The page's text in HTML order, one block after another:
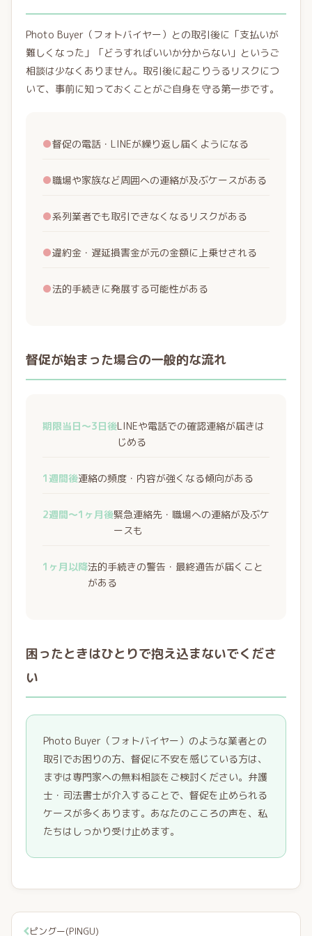
Photo Buyer（フォトバイヤー）との取引後に「支払いが
難しくなった」「どうすればいいか分からない」というご
相談は少なくありません。取引後に起こりうるリスクにつ
いて、事前に知っておくことがご自身を守る第一歩です。
●督促の電話・LINEが繰り返し届くようになる
●職場や家族など周囲への連絡が及ぶケースがある
●系列業者でも取引できなくなるリスクがある
●違約金・遅延損害金が元の金額に上乗せされる
●法的手続きに発展する可能性がある
督促が始まった場合の一般的な流れ
期限当日〜3日後LINEや電話での確認連絡が届きは
じめる
1週間後連絡の頻度・内容が強くなる傾向がある
2週間〜1ヶ月後緊急連絡先・職場への連絡が及ぶケ
ースも
1ヶ月以降法的手続きの警告・最終通告が届くこと
がある
困ったときはひとりで抱え込まないでくださ
い
Photo Buyer（フォトバイヤー）のような業者との
取引でお困りの方、督促に不安を感じている方は、
まずは専門家への無料相談をご検討ください。弁護
士・司法書士が介入することで、督促を止められる
ケースが多くあります。あなたのこころの声を、私
たちはしっかり受け止めます。
ピングー(PINGU)